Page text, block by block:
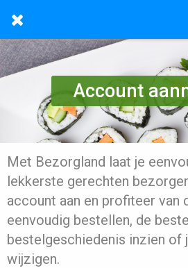
Account
Met Bezorgland laat je
lekkerste gerechten
account aan en profiteer van
eenvoudig bestellen, de
bestelgeschiedenis inzien of
wijzigen.